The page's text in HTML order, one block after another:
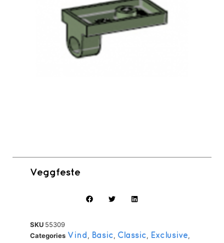
Veggfeste
SKU 55309
Categories Vind, Basic, Classic, Exclusive,